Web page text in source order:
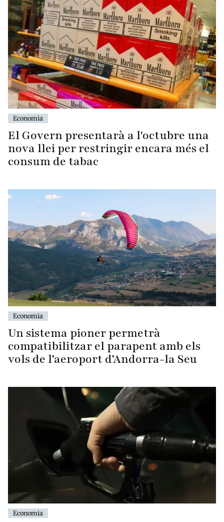
Economia
El Govern presentarà a l'octubre una
nova llei per restringir encara més el
consum de tabac
Economia
Un sistema pioner permetrà
compatibilitzar el parapent amb els
vols de l’aeroport d’Andorra-la Seu
Economia